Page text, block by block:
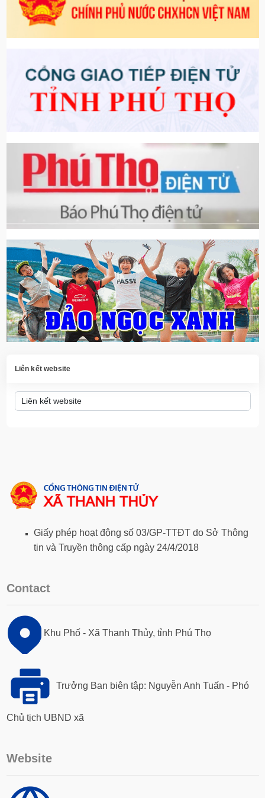
Liên kết website
Giấy phép hoạt động số 03/GP-TTĐT do Sở Thông
tin và Truyền thông cấp ngày 24/4/2018
Contact
Khu Phố - Xã Thanh Thủy, tỉnh Phú Thọ
Trưởng Ban biên tập: Nguyễn Anh Tuấn - Phó
Chủ tịch UBND xã
Website